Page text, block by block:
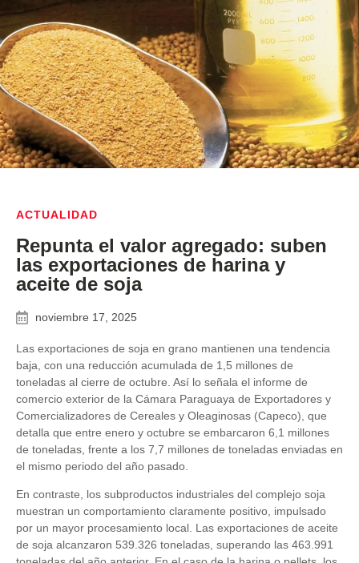
ACTUALIDAD
Repunta el valor agregado: suben
las exportaciones de harina y
aceite de soja
noviembre 17, 2025
Las exportaciones de soja en grano mantienen una tendencia
baja, con una reducción acumulada de 1,5 millones de
toneladas al cierre de octubre. Así lo señala el informe de
comercio exterior de la Cámara Paraguaya de Exportadores y
Comercializadores de Cereales y Oleaginosas (Capeco), que
detalla que entre enero y octubre se embarcaron 6,1 millones
de toneladas, frente a los 7,7 millones de toneladas enviadas en
el mismo periodo del año pasado.
En contraste, los subproductos industriales del complejo soja
muestran un comportamiento claramente positivo, impulsado
por un mayor procesamiento local. Las exportaciones de aceite
de soja alcanzaron 539.326 toneladas, superando las 463.991